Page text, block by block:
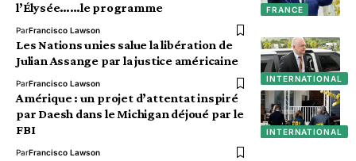
FRANCE
l’Élysée……le programme
ParFrancisco Lawson
INTERNATIONAL
Les Nations unies salue la libération de
Julian Assange par la justice américaine
ParFrancisco Lawson
INTERNATIONAL
Amérique : un projet d’attentat inspiré
par Daesh dans le Michigan déjoué par le
FBI
ParFrancisco Lawson